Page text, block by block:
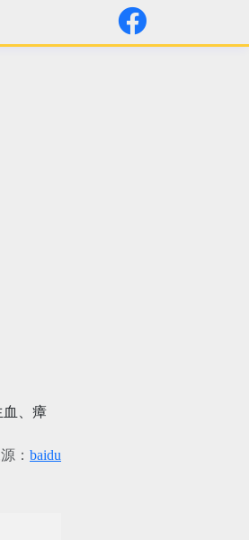
血、瘴
： baidu